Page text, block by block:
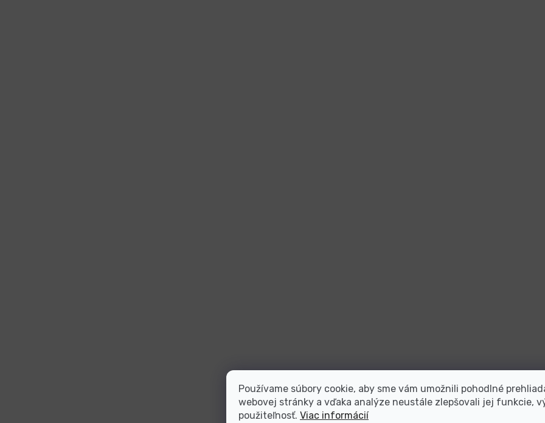
Používame súbory cookie, aby sme vám umožnili pohodlné
webovej stránky a vďaka analýze neustále zlepšovali jej funkcie,
použiteľnosť. Viac informácií